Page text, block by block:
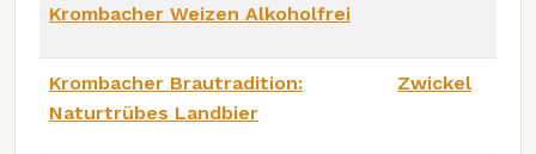
Krombacher Weizen Alkoholfrei
Krombacher Brautradition:
Naturtrübes Landbier
Zwickel